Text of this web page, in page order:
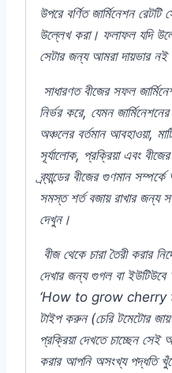
উপরে বর্ণিত জার্মিনেশন রেটটি
উল্লেখ করা। ফলাফল যদি
সেটার জন্য আমরা দায়ভার
সাধারণত বীজের সফল
নির্ভর করে, যেমন জার্মিনেশনের
অঞ্চলের বর্তমান আবহাওয়া,
সূর্যালোক, প্রক্রিয়া এবং বীজের
ব্র্যান্ডের বীজের গুণমান সম্পর্কে
সমস্ত শর্ত বজায় রাখার জন্য
দেখুন।
বীজ থেকে চারা তৈরী করার
দেখার জন্য গুগল বা ইউটিউবে
‘How to grow
টাইপ করুন (চেরি টমেটোর
প্রক্রিয়া দেখতে চাচ্ছেন সেই
করার আপনি অসংখ্য পদ্ধতি